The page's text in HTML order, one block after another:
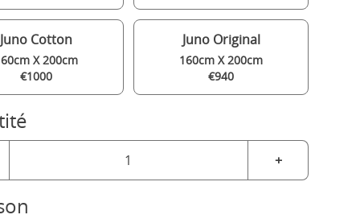
Juno Cotton
X 200cm
€1000
Juno Original
160cm X 200cm
€940
+